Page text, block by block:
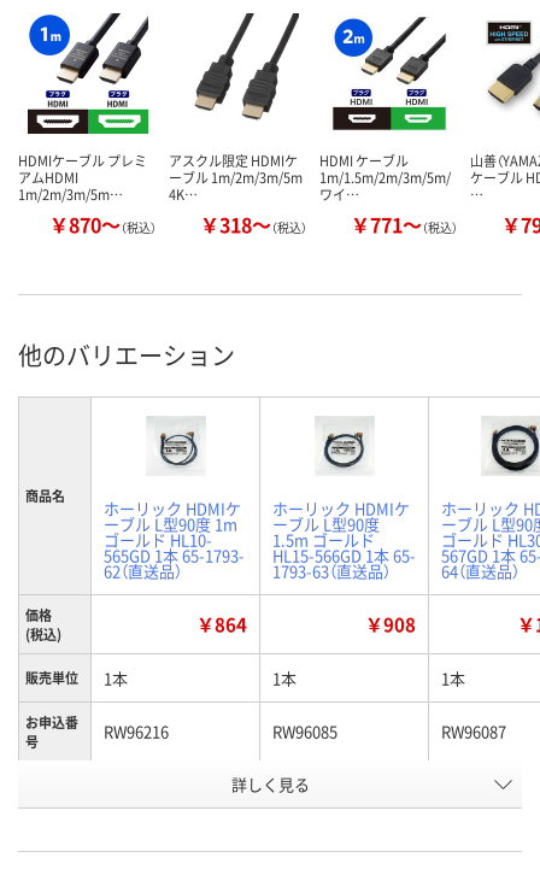
HDMIケーブル プレミ
アムHDMI
1m/2m/3m/5m…
￥870～（税込）
アスクル限定 HDMIケ
ーブル 1m/2m/3m/5m
4K…
￥318～（税込）
HDMI ケーブル
1m/1.5m/2m/3m/5m/
ワイ…
￥771～（税込）
山善（
ケーブル
…
￥
他のバリエーション
商品名
ホーリック HDMIケ
ーブル L型90度 1m
ゴールド HL10-
565GD 1本 65-1793-
62（直送品）
ホーリック HDMIケ
ーブル L型90度
1.5m ゴールド
HL15-566GD 1本 65-
1793-63（直送品）
ホーリック
ーブル L型90
ゴールド
567GD 1本
64（直送品）
価格
(税込)
￥864 ￥908
販売単位 1本 1本 1本
お申込番
号
RW96216 RW96085 RW96087
あり
詳しく見る